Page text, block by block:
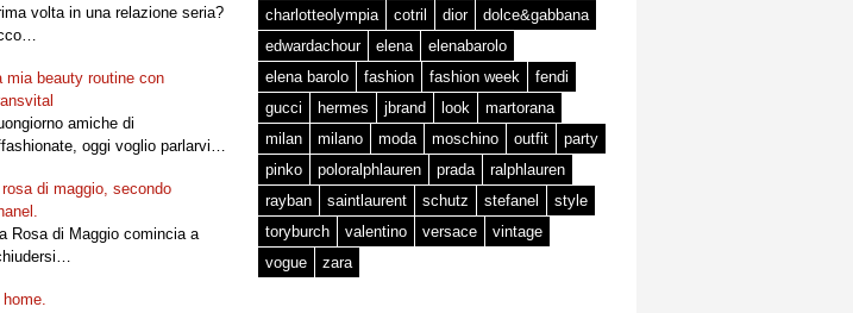
volta in una relazione seria?
mia beauty routine con
amiche di
oggi voglio parlarvi…
rosa di maggio, secondo
Rosa di Maggio comincia a
charlotteolympia
cotril dior
dolce&gabbana
edwardachour
elena
elenabarolo
elena barolo
fashion fashion week
fendi
gucci
hermes jbrand look
martorana
milan
milano moda moschino outfit
party
pinko
poloralphlauren prada
ralphlauren
rayban
saintlaurent schutz stefanel
style
toryburch
valentino versace
vintage
vogue
zara